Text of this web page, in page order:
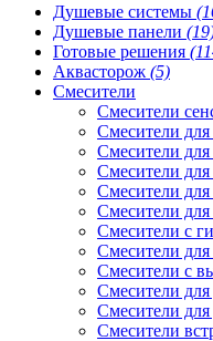
Душевые системы
Душевые панели
Готовые решения
Аквасторож (5)
Смесители
Смесители
Смесители
Смесители
Смесители
Смесители
Смесители
Смесители с
Смесители
Смесители с
Смесители
Смесители
Смесители